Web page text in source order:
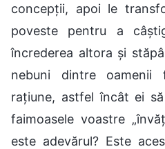
concepții, apoi le
poveste pentru a
încrederea altora și
nebuni dintre oamenii
rațiune, astfel încât ei
faimoasele voastre
este adevărul? Este